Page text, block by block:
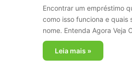
Encontrar um empréstimo
como isso funciona e quais
nome. Entenda Agora Veja
Leia mais »